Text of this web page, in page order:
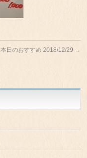
本日のおすすめ 2018/12/29 →